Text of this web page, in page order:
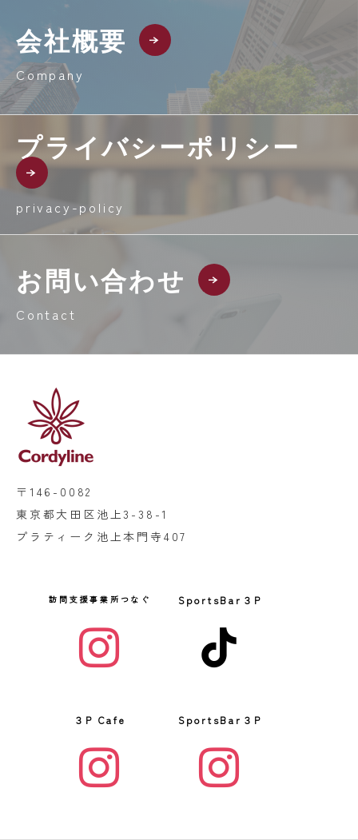
会社概要
Company
プライバシーポリシー
privacy-policy
お問い合わせ
Contact
〒146-0082
東京都大田区池上3-38-1
プラティーク池上本門寺407